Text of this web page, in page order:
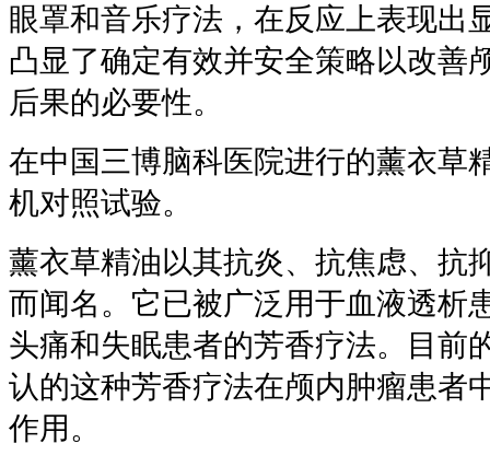
眼罩和音乐疗法，在反应上表现出
凸显了确定有效并安全策略以改善
后果的必要性。
在中国三博脑科医院进行的薰衣草
机对照试验。
薰衣草精油以其抗炎、抗焦虑、抗
而闻名。它已被广泛用于血液透析
头痛和失眠患者的芳香疗法。目前
认的这种芳香疗法在颅内肿瘤患者
作用。